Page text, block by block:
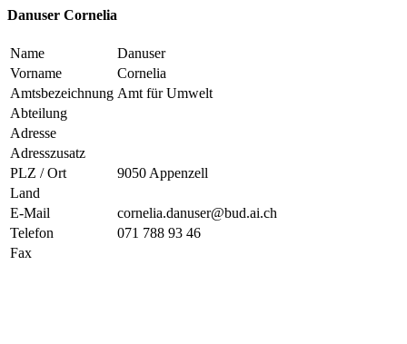
Danuser Cornelia
Name
Danuser
Vorname
Cornelia
Amtsbezeichnung Amt für Umwelt
Abteilung
Adresse
Adresszusatz
PLZ / Ort
9050 Appenzell
Land
E-Mail
cornelia.danuser@bud.ai.ch
Telefon
071 788 93 46
Fax